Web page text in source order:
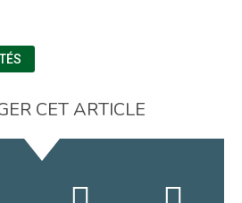
CET ARTICLE